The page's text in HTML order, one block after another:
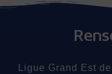
Ligue Grand Est